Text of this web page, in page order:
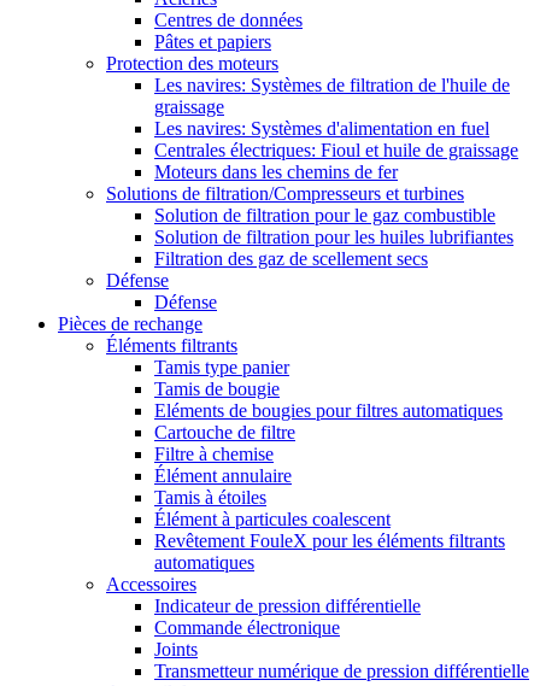
Centres de données
Pâtes et papiers
Protection des moteurs
Les navires: Systèmes de filtration de l'huile de
graissage
Les navires: Systèmes d'alimentation en fuel
Centrales électriques: Fioul et huile de graissage
Moteurs dans les chemins de fer
Solutions de filtration/Compresseurs et turbines
Solution de filtration pour le gaz combustible
Solution de filtration pour les huiles lubrifiantes
Filtration des gaz de scellement secs
Défense
Défense
Pièces de rechange
Éléments filtrants
Tamis type panier
Tamis de bougie
Eléments de bougies pour filtres automatiques
Cartouche de filtre
Filtre à chemise
Élément annulaire
Tamis à étoiles
Élément à particules coalescent
Revêtement FouleX pour les éléments filtrants
automatiques
Accessoires
Indicateur de pression différentielle
Commande électronique
Joints
Transmetteur numérique de pression différentielle